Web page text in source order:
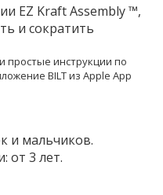
EZ Kraft Assembly ™,
и сократить
простые инструкции по
BILT из Apple App
и мальчиков.
от 3 лет.